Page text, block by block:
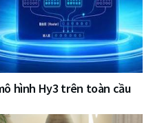
hình Hy3 trên toàn cầu